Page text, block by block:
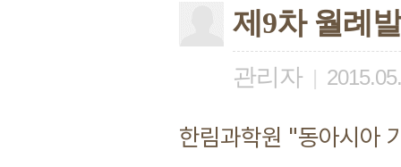
제9차 월례
관리자 |
한림과학원 "동아시아